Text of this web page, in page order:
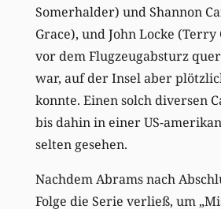
Somerhalder) und Shannon
Grace), und John Locke (Terry
vor dem Flugzeugabsturz
war, auf der Insel aber
konnte. Einen solch diversen
bis dahin in einer US-
selten gesehen.
Nachdem Abrams nach
Folge die Serie verließ, um